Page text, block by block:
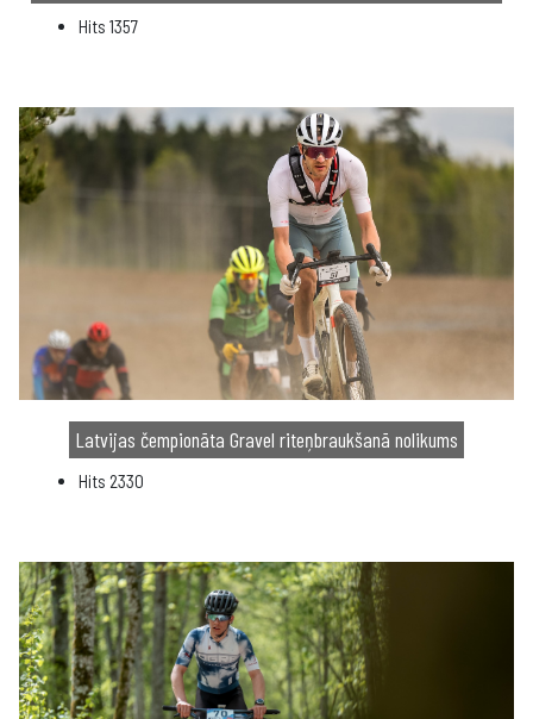
Hits 1357
Latvijas čempionāta Gravel riteņbraukšanā nolikums
Hits 2330